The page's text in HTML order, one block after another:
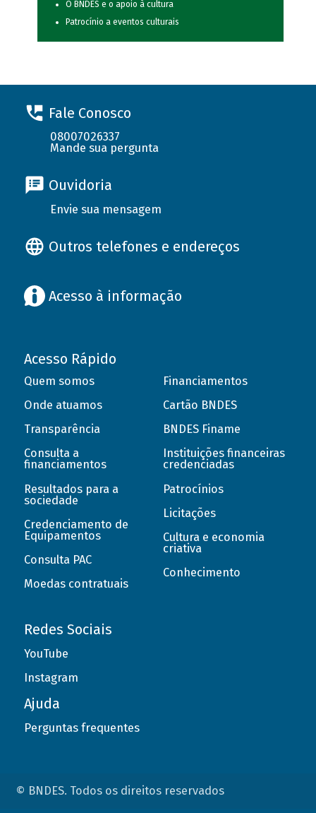
O BNDES e o apoio à cultura
Patrocínio a eventos culturais
Fale Conosco
08007026337
Mande sua pergunta
Ouvidoria
Envie sua mensagem
Outros telefones e endereços
Acesso à informação
Acesso Rápido
Quem somos
Onde atuamos
Transparência
Consulta a
financiamentos
Resultados para a
sociedade
Credenciamento de
Equipamentos
Consulta PAC
Moedas contratuais
Financiamentos
Cartão BNDES
BNDES Finame
Instituições financeiras
credenciadas
Patrocínios
Licitações
Cultura e economia
criativa
Conhecimento
Redes Sociais
YouTube
Instagram
Ajuda
Perguntas frequentes
© BNDES. Todos os direitos reservados